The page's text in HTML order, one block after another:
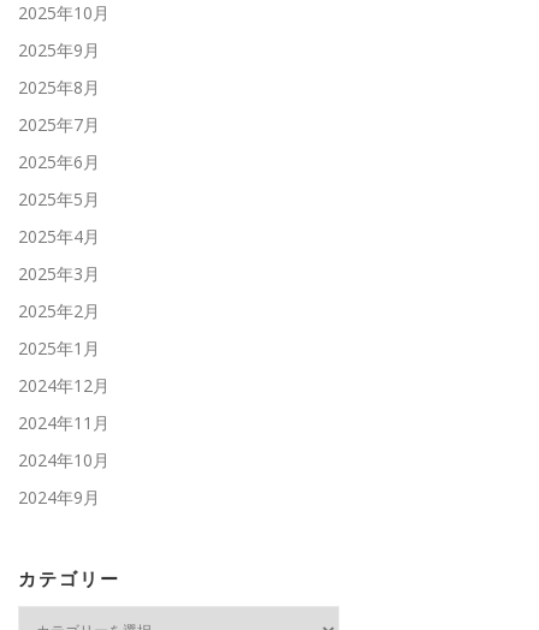
2025年10月
2025年9月
2025年8月
2025年7月
2025年6月
2025年5月
2025年4月
2025年3月
2025年2月
2025年1月
2024年12月
2024年11月
2024年10月
2024年9月
カテゴリー